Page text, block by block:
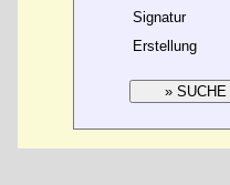
Signatur
Erstellung